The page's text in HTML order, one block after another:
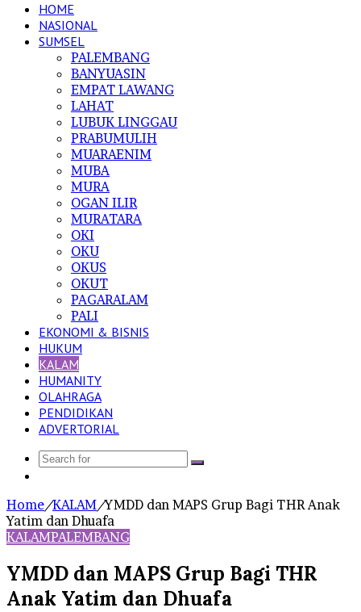
HOME
NASIONAL
SUMSEL
PALEMBANG
BANYUASIN
EMPAT LAWANG
LAHAT
LUBUK LINGGAU
PRABUMULIH
MUARAENIM
MUBA
MURA
OGAN ILIR
MURATARA
OKI
OKU
OKUS
OKUT
PAGARALAM
PALI
EKONOMI & BISNIS
HUKUM
KALAM
HUMANITY
OLAHRAGA
PENDIDIKAN
ADVERTORIAL
Search
Home/KALAM/YMDD dan MAPS Grup Bagi THR Anak
Yatim dan Dhuafa
KALAMPALEMBANG
YMDD dan MAPS Grup Bagi THR
Anak Yatim dan Dhuafa